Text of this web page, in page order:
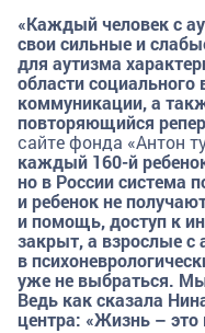
«Каждый человек с
свои сильные и
для аутизма
области социального
коммуникации, а
повторяющийся
сайте фонда «Антон
каждый 160-й
но в России система
и ребенок не
и помощь, доступ к
закрыт, а взрослые
в
уже не выбраться.
Ведь как сказала
центра: «Жизнь – это